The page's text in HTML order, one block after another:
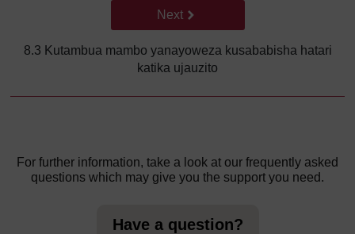
Go to next page
Next
8.3 Kutambua mambo yanayoweza kusababisha hatari
katika ujauzito
For further information, take a look at our frequently asked
questions which may give you the support you need.
Have a question?